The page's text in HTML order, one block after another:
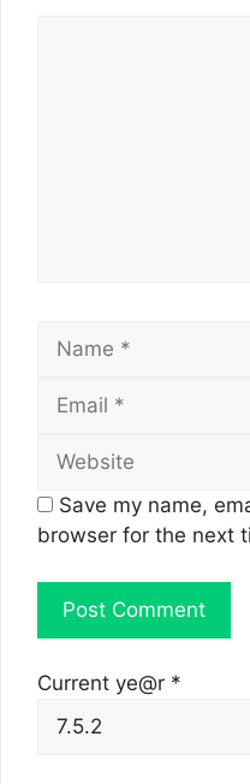
Name
Email
Website
Save my name,
browser for the next
Current ye@r *